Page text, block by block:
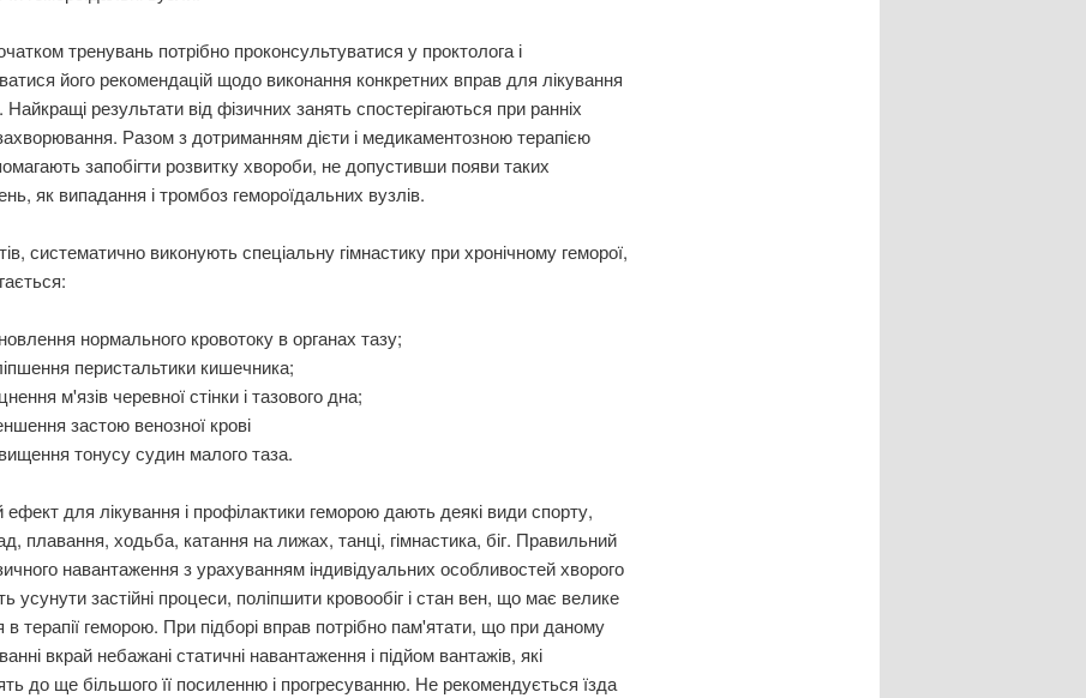
тренувань потрібно проконсультуватися у проктолога і
його рекомендацій щодо виконання конкретних вправ для лікування
результати від фізичних занять спостерігаються при ранніх
Разом з дотриманням дієти і медикаментозною терапією
запобігти розвитку хвороби, не допустивши появи таких
як випадання і тромбоз гемороїдальних вузлів.
систематично виконують спеціальну гімнастику при хронічному геморої,
нормального кровотоку в органах тазу;
перистальтики кишечника;
м'язів черевної стінки і тазового дна;
застою венозної крові
тонусу судин малого таза.
для лікування і профілактики геморою дають деякі види спорту,
плавання, ходьба, катання на лижах, танці, гімнастика, біг. Правильний
навантаження з урахуванням індивідуальних особливостей хворого
усунути застійні процеси, поліпшити кровообіг і стан вен, що має велике
в терапії геморою. При підборі вправ потрібно пам'ятати, що при даному
вкрай небажані статичні навантаження і підйом вантажів, які
до ще більшого її посиленню і прогресуванню. Не рекомендується їзда